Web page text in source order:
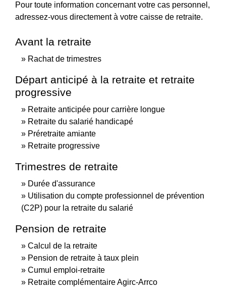
Pour toute information concernant votre cas personnel,
adressez-vous directement à votre caisse de retraite.
Avant la retraite
Rachat de trimestres
Départ anticipé à la retraite et retraite
progressive
Retraite anticipée pour carrière longue
Retraite du salarié handicapé
Préretraite amiante
Retraite progressive
Trimestres de retraite
Durée d'assurance
Utilisation du compte professionnel de prévention
(C2P) pour la retraite du salarié
Pension de retraite
Calcul de la retraite
Pension de retraite à taux plein
Cumul emploi-retraite
Retraite complémentaire Agirc-Arrco